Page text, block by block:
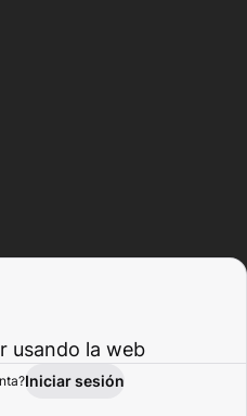
Actividad
usando la web
Iniciar sesión